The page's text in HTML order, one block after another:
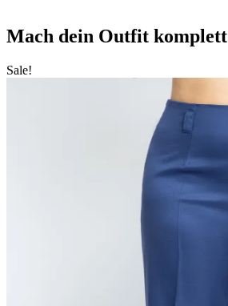
Mach dein Outfit komplett
Sale!